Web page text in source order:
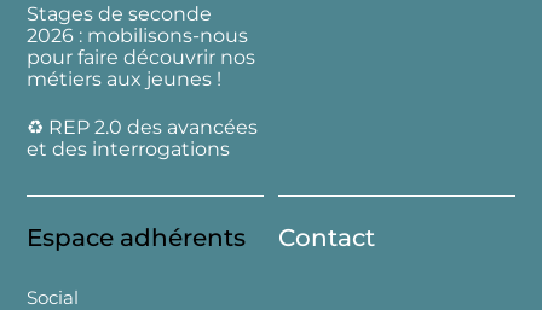
Stages de seconde
2026 : mobilisons-nous
pour faire découvrir nos
métiers aux jeunes !
♻️ REP 2.0 des avancées
et des interrogations
Espace adhérents
Social
Contact